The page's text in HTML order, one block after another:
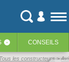
‹ CONSEILS
Tous les constructeurs